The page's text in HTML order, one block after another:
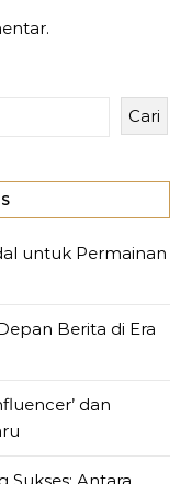
Cari
untuk Permainan
Berita di Era
dan